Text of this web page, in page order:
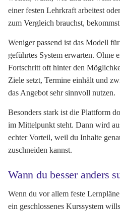
einer festen Lehrkraft arbeitest
zum Vergleich brauchst,
Weniger passend ist das Modell
geführtes System erwarten. Ohne
Fortschritt oft hinter den
Ziele setzt, Termine einhält und
das Angebot sehr sinnvoll nutzen.
Besonders stark ist die Plattform
im Mittelpunkt steht. Dann wird
echter Vorteil, weil du Inhalte
zuschneiden kannst.
Wann du besser anders
Wenn du vor allem feste
ein geschlossenes Kurssystem